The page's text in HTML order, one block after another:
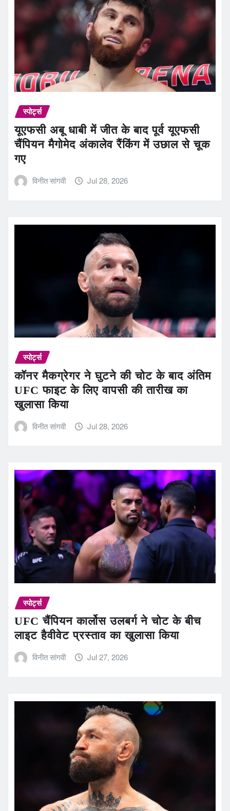
स्पोर्ट्स
यूएफसी अबू धाबी में जीत के बाद पूर्व यूएफसी
चैंपियन मैगोमेद अंकालेव रैंकिंग में उछाल से चूक
गए
विनीत सांगवी Jul 28, 2026
स्पोर्ट्स
कॉनर मैकग्रेगर ने घुटने की चोट के बाद अंतिम
UFC फाइट के लिए वापसी की तारीख का
खुलासा किया
विनीत सांगवी Jul 28, 2026
स्पोर्ट्स
UFC चैंपियन कार्लोस उलबर्ग ने चोट के बीच
लाइट हैवीवेट प्रस्ताव का खुलासा किया
विनीत सांगवी Jul 27, 2026